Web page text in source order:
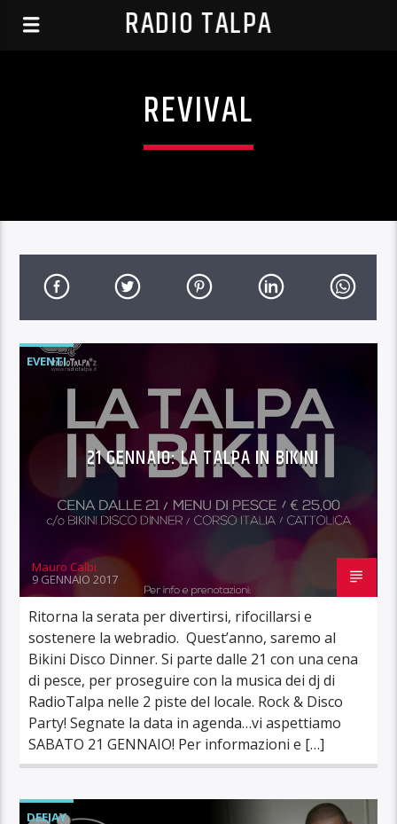
RADIO TALPA
REVIVAL
EVENTI
21 GENNAIO: LA TALPA IN BIKINI
Mauro Calbi
9 GENNAIO 2017
Ritorna la serata per divertirsi, rifocillarsi e
sostenere la webradio. Quest’anno, saremo al
Bikini Disco Dinner. Si parte dalle 21 con una cena
di pesce, per proseguire con la musica dei dj di
RadioTalpa nelle 2 piste del locale. Rock & Disco
Party! Segnate la data in agenda…vi aspettiamo
SABATO 21 GENNAIO! Per informazioni e […]
DEEJAY